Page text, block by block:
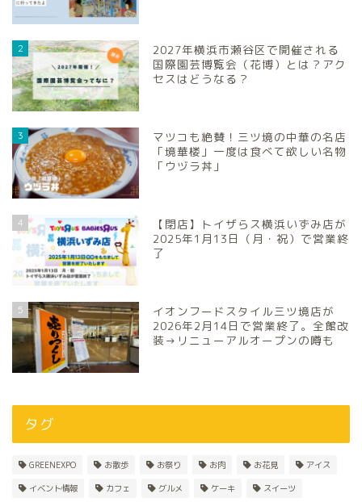
2
2027年横浜市瀬谷区で開催される
国際園芸博覧会（花博）とは？アク
セスはどうなる？
3
マツコも絶賛！三ツ境の中華の名店
「境華楼」一度は食べて欲しい名物
「ウヅラ丼」
4
【閉店】トイザらス横浜いずみ店が
2025年1月13日（月・祝）で営業終
了
5
イオンフードスタイル三ツ境店が
2026年2月14日で営業終了。全館改
装→リニューアルオープンの噂も
タグ
GREENEXPO お散歩 お祭り お肉 お花見 アイス
イベント情報 カフェ グルメ ケーキ スイーツ